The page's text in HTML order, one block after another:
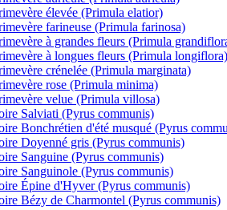
élevée (Primula elatior)
farineuse (Primula farinosa)
à grandes fleurs (Primula
à longues fleurs (Primula longiflora)
crénelée (Primula marginata)
rose (Primula minima)
velue (Primula villosa)
Salviati (Pyrus communis)
Bonchrétien d'été musqué (Pyrus
Doyenné gris (Pyrus communis)
Sanguine (Pyrus communis)
Sanguinole (Pyrus communis)
Épine d'Hyver (Pyrus communis)
Bézy de Charmontel (Pyrus communis)